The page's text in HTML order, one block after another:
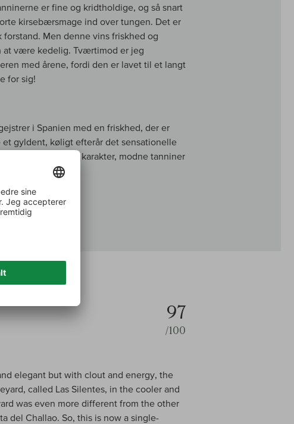
er fine og kridtholdige, og så snart
kirsebærsmage ind over tungen. Det er
Men denne vins friskhed og
at være kedelig. Tværtimod er jeg
med årene, fordi den er lavet til et langt
for sig!
i Spanien med en friskhed, der er
et gyldent, køligt efterår det sensationelle
vine fulde af karakter, modne tanniner
97
/100
elegant but with clout and energy, the
called Las Silentes, in the cooler and
was even more different from the other
del Challao. So, this is now a single-